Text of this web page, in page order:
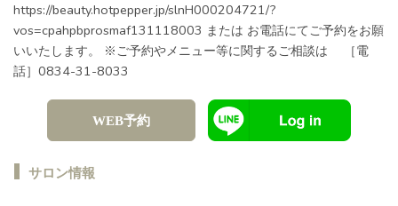
https://beauty.hotpepper.jp/slnH000204721/?
vos=cpahpbprosmaf131118003 または お電話にてご予約をお願
いいたします。 ※ご予約やメニュー等に関するご相談は ［電
話］0834-31-8033
WEB予約
サロン情報